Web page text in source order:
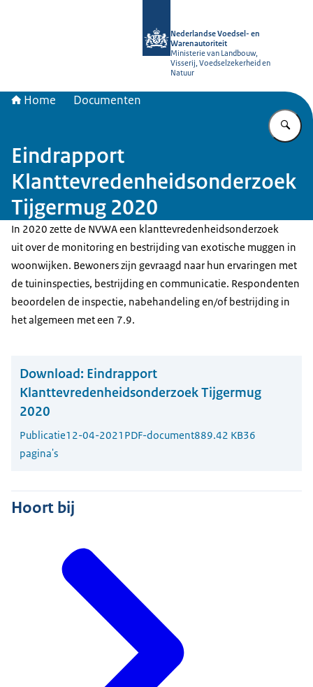
Nederlandse Voedsel- en
Warenautoriteit
Ministerie van Landbouw,
Visserij, Voedselzekerheid en
Natuur
Home Documenten
Eindrapport
Klanttevredenheidsonderzoek
Tijgermug 2020
In 2020 zette de NVWA een klanttevredenheidsonderzoek
uit over de monitoring en bestrijding van exotische muggen in
woonwijken. Bewoners zijn gevraagd naar hun ervaringen met
de tuininspecties, bestrijding en communicatie. Respondenten
beoordelen de inspectie, nabehandeling en/of bestrijding in
het algemeen met een 7.9.
Download: Eindrapport
Klanttevredenheidsonderzoek Tijgermug
2020
Publicatie12-04-2021 PDF-document889.42 KB36
pagina's
Hoort bij